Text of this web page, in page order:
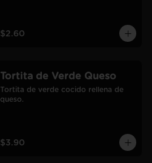
$2.60
Tortita de Verde Queso
Tortita de verde cocido rellena de
queso.
$3.90